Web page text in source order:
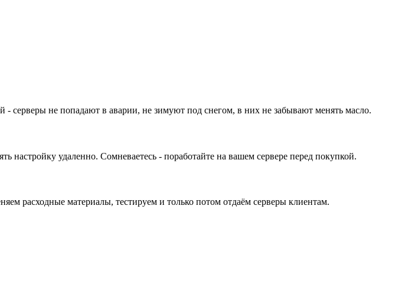
серверы не попадают в аварии, не зимуют под снегом, в них не забывают менять масло.
удаленно. Сомневаетесь - поработайте на вашем сервере перед покупкой.
расходные материалы, тестируем и только потом отдаём серверы клиентам.